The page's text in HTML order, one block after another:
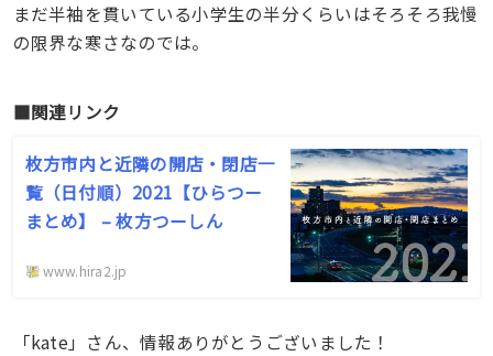
まだ半袖を貫いている小学生の半分くらいはそろそろ我慢
の限界な寒さなのでは。
■関連リンク
枚方市内と近隣の開店・閉店一
覧（日付順）2021【ひらつー
まとめ】 – 枚方つーしん
www.hira2.jp
「kate」さん、情報ありがとうございました！